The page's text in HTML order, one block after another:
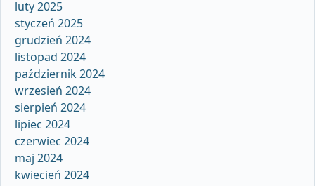
luty 2025
styczeń 2025
grudzień 2024
listopad 2024
październik 2024
wrzesień 2024
sierpień 2024
lipiec 2024
czerwiec 2024
maj 2024
kwiecień 2024